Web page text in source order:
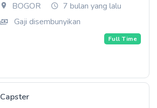
BOGOR
7 bulan yang lalu
Gaji disembunyikan
Full Time
Capster